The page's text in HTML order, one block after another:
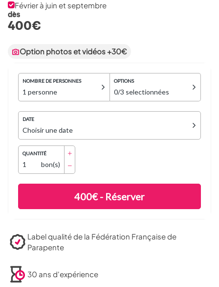
Février à juin et septembre
dès
400€
Option photos et vidéos +30€
Label qualité de la Fédération Française de
Parapente
30 ans d'expérience